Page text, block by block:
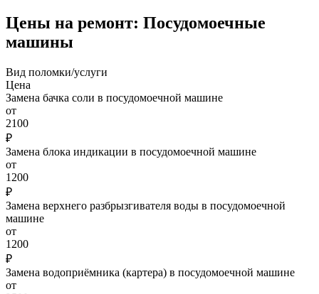
Цены на ремонт: Посудомоечные
машины
Вид поломки/услуги
Цена
Замена бачка соли в посудомоечной машине
от
2100
₽
Замена блока индикации в посудомоечной машине
от
1200
₽
Замена верхнего разбрызгивателя воды в посудомоечной
машине
от
1200
₽
Замена водоприёмника (картера) в посудомоечной машине
от